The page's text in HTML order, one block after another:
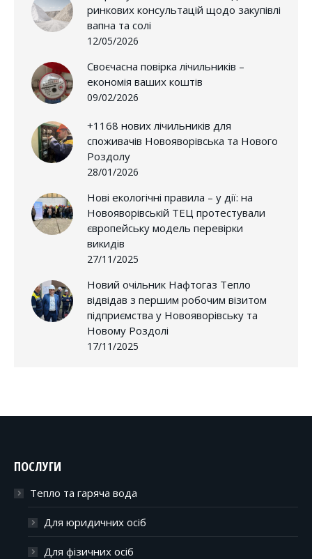
ринкових консультацій щодо закупівлі
вапна та солі
12/05/2026
Своєчасна повірка лічильників –
економія ваших коштів
09/02/2026
+1168 нових лічильників для
споживачів Новояворівська та Нового
Роздолу
28/01/2026
Нові екологічні правила – у дії: на
Новояворівській ТЕЦ протестували
європейську модель перевірки
викидів
27/11/2025
Новий очільник Нафтогаз Тепло
відвідав з першим робочим візитом
підприємства у Новояворівську та
Новому Роздолі
17/11/2025
ПОСЛУГИ
Тепло та гаряча вода
Для юридичних осіб
Для фізичних осіб